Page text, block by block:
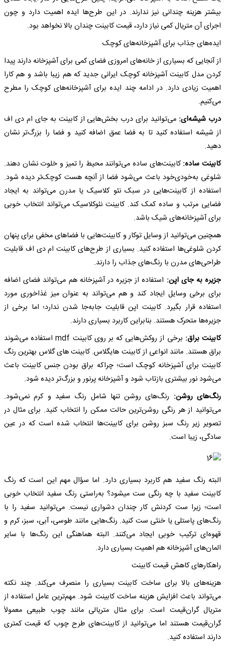
بیشتر هزینه چندانی نیز ندارند. در این طرح‌ها ایده اهمیت دارد و چون
اجرای آن متریال کمی نیاز دارد، قیمت کابینت چندان بالا نخواهد بود.
ایده‌های جذاب برای آشپزخانه‌های کوچک
از آنجایی که بسیاری از خانه‌های امروزی فضای کمی برای آشپزخانه دارند پیدا
کردن مدل کابینت آشپزخانه کوچک ایرانی جدید که هم زیبا باشد و هم کارا
اهمیت زیادی دارد. در ادامه چند ایده برای آشپزخانه‌های کوچک را مطرح
می‌کنیم.
درب شیشه‌ای: می‌توانید برای درب بخش‌هایی از کابینت به جای ام دی اف
از شیشه استفاده کنید تا به فضا عمق اضافه کنید و فضا را بزرگ‌تر نشان
دهید.
کابینت ساده:کابینت‌های ساده می‌توانند محیط را تمیز و خلوت نشان دهند.
شلوغی به‌خودی‌خود باعث می‌شود فضا از آنچه هست کوچک‌تر دیده شود.
استفاده از کابینت‌هایی در سبک نئو کلاسیک یا مدرن می‌تواند به ایجاد
فضایی مرتب و ساده کمک کند. کابینت نئوکلاسیک می‌تواند انتخاب خوبی
برای آشپزخانه‌های شیک باشد.
همچنین می‌توانید از وسایل توکار و کابینت‌هایی با فضاهای مخفی برای پنهان
کردن شلوغی‌ها استفاده کنید. بسیاری از طرح‌های کابینت ام دی اف قابلیت
طراحی‌های مدرن با رنگ‌های جذاب را دارند.
جزیره به جای اپن: استفاده از جزیره در آشپزخانه هم می‌تواند فضای اضافه
برای برخی وسایل ایجاد کند و هم می‌تواند به عنوان میز غذاخوری مورد
استفاده قرار بگیرد. کابینت اپن قابلیت جابه‌جا شدن ندارد؛ اما برخی از
جزیره‌ها متحرک هستند. بنابراین کاربرد بسیاری دارند.
کابینت براق:
برخی از روکش‌هایی که بر روی کابینت mdf استفاده می‌شوند
براق هستند. مانند انواعی از کابینت هایگلاس. کابینت های گلاس بهترین رنگ
کابینت برای آشپزخانه کوچک است؛ چراکه براق بودن جنس کابینت باعث
می‌شود نور بیشتری بازتاب شود و آشپزخانه پرنور و بزرگ‌تر دیده شود.
رنگ‌های روشن: رنگ‌های روشن تنها شامل رنگ سفید و کرم نمی‌شود.
می‌توانید از هر رنگی روشن‌ترین حالت ممکن را انتخاب کنید. برای مثال در
تصویر زیر رنگ سبز روشن برای کابینت‌ها انتخاب شده است که در عین
سادگی، زیبا است.
البته رنگ سفید هم کاربرد بسیاری دارد. اما سؤال مهم این است که رنگ
کابینت سفید با چه رنگی ست میشود؟ به‌راستی رنگ سفید انتخاب خوبی
است؛ زیرا ست کردنش کار چندان دشواری نیست. می‌توانید سفید را با
رنگ‌های پاستلی یا خنثی ست کنید. رنگ‌هایی مانند طوسی، آبی، سبز، کرم و
قهوه‌ای ترکیب خوبی ایجاد می‌کنند. البته هماهنگی این رنگ‌ها با سایر
المان‌های آشپزخانه هم اهمیت بسیاری دارد.
راهکارهای کاهش قیمت کابینت
هزینه‌های بالا برای ساخت کابینت بسیاری را منصرف می‌کند. چند نکته
می‌تواند باعث افزایش هزینه ساخت کابینت شود. مهم‌ترین عامل استفاده از
متریال گران‌قیمت است. برای مثال متریالی مانند چوب طبیعی معمولاً
گران‌قیمت هستند اما می‌توانید از کابینت‌های طرح چوب که قیمت کمتری
دارند استفاده کنید.